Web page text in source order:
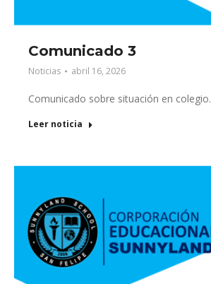
Comunicado 3
Noticias abril 16, 2026
Comunicado sobre situación en colegio.
Leer noticia